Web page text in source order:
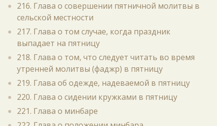
216. Глава о совершении пятничной молитвы в
сельской местности
217. Глава о том случае, когда праздник
выпадает на пятницу
218. Глава о том, что следует читать во время
утренней молитвы (фаджр) в пятницу
219. Глава об одежде, надеваемой в пятницу
220. Глава о сидении кружками в пятницу
221. Глава о минбаре